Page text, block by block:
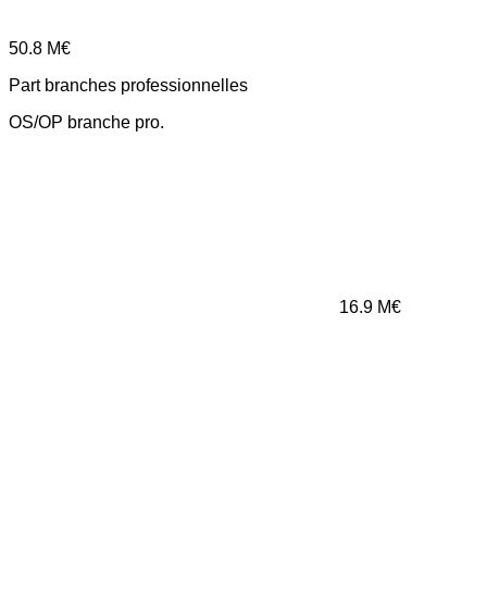
50.8 M€
Part branches professionnelles
OS/OP branche pro.
16.9 M€